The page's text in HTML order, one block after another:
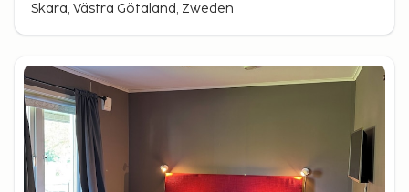
Skara, Västra Götaland, Zweden